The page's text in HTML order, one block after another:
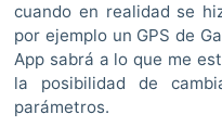
cuando en realidad se
por ejemplo un GPS de
App sabrá a lo que me
la posibilidad de
parámetros.